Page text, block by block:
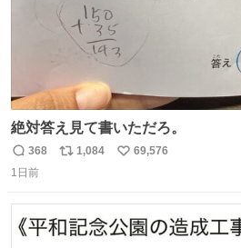
絶対答え見て書いただろ。
返
信
368
リ
ト
数
1,084
い
数
69,576
1日前